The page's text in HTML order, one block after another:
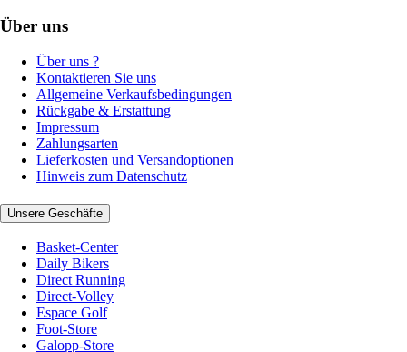
Über uns
Über uns ?
Kontaktieren Sie uns
Allgemeine Verkaufsbedingungen
Rückgabe & Erstattung
Impressum
Zahlungsarten
Lieferkosten und Versandoptionen
Hinweis zum Datenschutz
Unsere Geschäfte
Basket-Center
Daily Bikers
Direct Running
Direct-Volley
Espace Golf
Foot-Store
Galopp-Store